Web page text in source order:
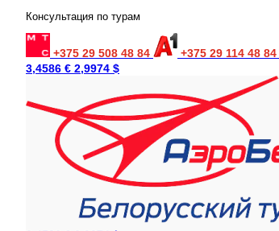
Консультация по турам
+375 29 508 48 84 +375 29 114 48 84
3,4586 € 2,9974 $